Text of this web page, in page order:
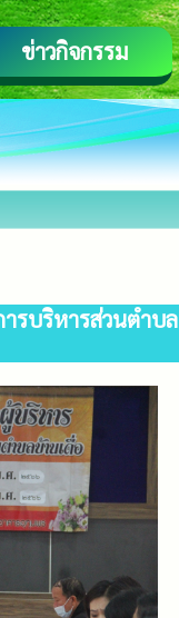
ข่าวกิจกรรม
รบริหารส่วนตำ